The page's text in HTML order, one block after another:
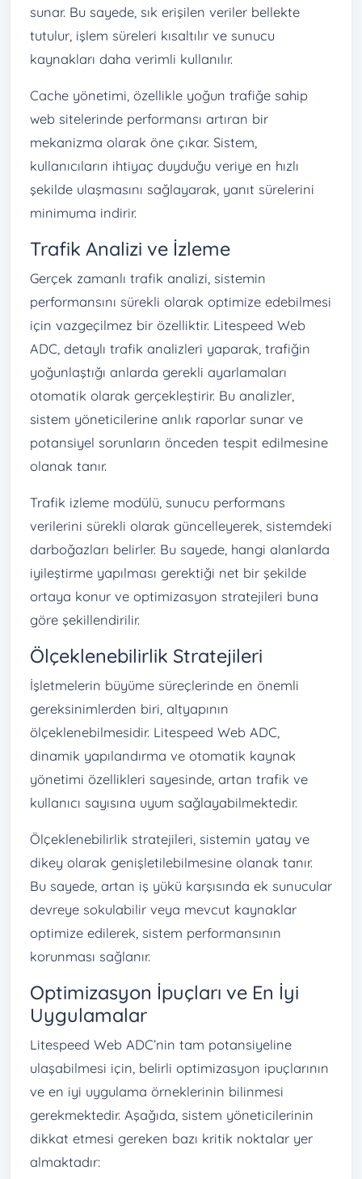
sunar. Bu sayede, sık erişilen veriler bellekte
tutulur, işlem süreleri kısaltılır ve sunucu
kaynakları daha verimli kullanılır.
Cache yönetimi, özellikle yoğun trafiğe sahip
web sitelerinde performansı artıran bir
mekanizma olarak öne çıkar. Sistem,
kullanıcıların ihtiyaç duyduğu veriye en hızlı
şekilde ulaşmasını sağlayarak, yanıt sürelerini
minimuma indirir.
Trafik Analizi ve İzleme
Gerçek zamanlı trafik analizi, sistemin
performansını sürekli olarak optimize edebilmesi
için vazgeçilmez bir özelliktir. Litespeed Web
ADC, detaylı trafik analizleri yaparak, trafiğin
yoğunlaştığı anlarda gerekli ayarlamaları
otomatik olarak gerçekleştirir. Bu analizler,
sistem yöneticilerine anlık raporlar sunar ve
potansiyel sorunların önceden tespit edilmesine
olanak tanır.
Trafik izleme modülü, sunucu performans
verilerini sürekli olarak güncelleyerek, sistemdeki
darboğazları belirler. Bu sayede, hangi alanlarda
iyileştirme yapılması gerektiği net bir şekilde
ortaya konur ve optimizasyon stratejileri buna
göre şekillendirilir.
Ölçeklenebilirlik Stratejileri
İşletmelerin büyüme süreçlerinde en önemli
gereksinimlerden biri, altyapının
ölçeklenebilmesidir. Litespeed Web ADC,
dinamik yapılandırma ve otomatik kaynak
yönetimi özellikleri sayesinde, artan trafik ve
kullanıcı sayısına uyum sağlayabilmektedir.
Ölçeklenebilirlik stratejileri, sistemin yatay ve
dikey olarak genişletilebilmesine olanak tanır.
Bu sayede, artan iş yükü karşısında ek sunucular
devreye sokulabilir veya mevcut kaynaklar
optimize edilerek, sistem performansının
korunması sağlanır.
Optimizasyon İpuçları ve En İyi
Uygulamalar
Litespeed Web ADC’nin tam potansiyeline
ulaşabilmesi için, belirli optimizasyon ipuçlarının
ve en iyi uygulama örneklerinin bilinmesi
gerekmektedir. Aşağıda, sistem yöneticilerinin
dikkat etmesi gereken bazı kritik noktalar yer
almaktadır: